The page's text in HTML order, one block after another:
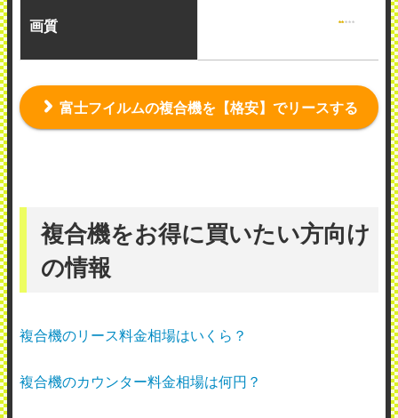
画質
富士フイルムの複合機を【格安】でリースする
複合機をお得に買いたい方向け
の情報
複合機のリース料金相場はいくら？
複合機のカウンター料金相場は何円？